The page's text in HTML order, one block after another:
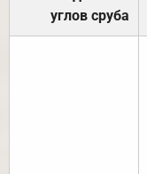
углов сруба